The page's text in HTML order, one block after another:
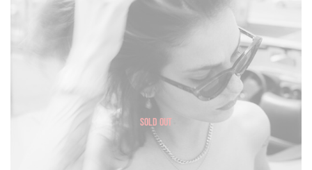
SOLD OUT